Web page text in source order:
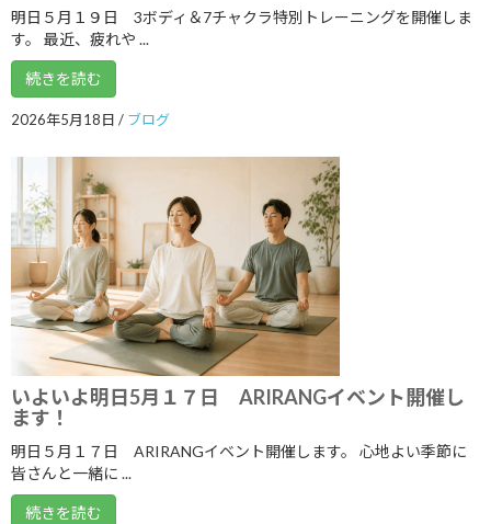
2022年11月
2022年10月
2022年7月
2022年6月
2022年5月
2022年4月
2022年3月
2022年2月
2022年1月
2021年12月
2021年11月
明日５月１９日 3ボディ＆7チャクラ特別トレーニングを開催しま
す。 最近、疲れや ...
続きを読む
2026年5月18日 / ブログ
いよいよ明日5月１７日 ARIRANGイベント開催し
ます！
明日５月１７日 ARIRANGイベント開催します。 心地よい季節に
皆さんと一緒に ...
続きを読む